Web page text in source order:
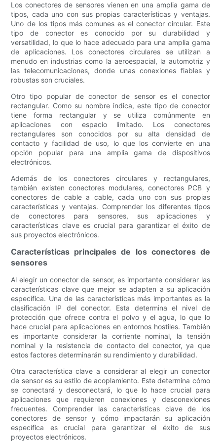
Los conectores de sensores vienen en una amplia gama de
tipos, cada uno con sus propias características y ventajas.
Uno de los tipos más comunes es el conector circular. Este
tipo de conector es conocido por su durabilidad y
versatilidad, lo que lo hace adecuado para una amplia gama
de aplicaciones. Los conectores circulares se utilizan a
menudo en industrias como la aeroespacial, la automotriz y
las telecomunicaciones, donde unas conexiones fiables y
robustas son cruciales.
Otro tipo popular de conector de sensor es el conector
rectangular. Como su nombre indica, este tipo de conector
tiene forma rectangular y se utiliza comúnmente en
aplicaciones con espacio limitado. Los conectores
rectangulares son conocidos por su alta densidad de
contacto y facilidad de uso, lo que los convierte en una
opción popular para una amplia gama de dispositivos
electrónicos.
Además de los conectores circulares y rectangulares,
también existen conectores modulares, conectores PCB y
conectores de cable a cable, cada uno con sus propias
características y ventajas. Comprender los diferentes tipos
de conectores para sensores, sus aplicaciones y
características clave es crucial para garantizar el éxito de
sus proyectos electrónicos.
Características principales de los conectores de
sensores
Al elegir un conector de sensor, es importante considerar las
características clave que mejor se adapten a su aplicación
específica. Una de las características más importantes es la
clasificación IP del conector. Esta determina el nivel de
protección que ofrece contra el polvo y el agua, lo que lo
hace crucial para aplicaciones en entornos hostiles. También
es importante considerar la corriente nominal, la tensión
nominal y la resistencia de contacto del conector, ya que
estos factores determinarán su rendimiento y durabilidad.
Otra característica clave a considerar al elegir un conector
de sensor es su estilo de acoplamiento. Este determina cómo
se conectará y desconectará, lo que lo hace crucial para
aplicaciones que requieren conexiones y desconexiones
frecuentes. Comprender las características clave de los
conectores de sensor y cómo impactarán su aplicación
específica es crucial para garantizar el éxito de sus
proyectos electrónicos.